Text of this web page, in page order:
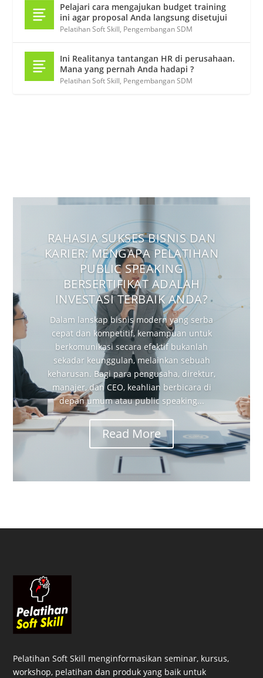
Pelajari cara mengajukan budget training
ini agar proposal Anda langsung disetujui
Pelatihan Soft Skill, Pengembangan SDM
Ini Realitanya tantangan HR di perusahaan.
Mana yang pernah Anda hadapi ?
Pelatihan Soft Skill, Pengembangan SDM
RAHASIA SUKSES BISNIS DAN
KARIER: MENGAPA PELATIHAN
PUBLIC SPEAKING
BERSERTIFIKAT ADALAH
INVESTASI TERBAIK ANDA?
Dalam lanskap bisnis modern yang serba
cepat dan kompetitif, kemampuan untuk
berkomunikasi secara efektif bukanlah
sekadar keunggulan, melainkan sebuah
keharusan. Bagi para pengusaha, direktur,
manajer, dan CEO, keahlian berbicara di
depan umum atau public speaking...
Read More
Pelatihan Soft Skill menginformasikan seminar, kursus,
workshop, pelatihan dan produk yang baik untuk